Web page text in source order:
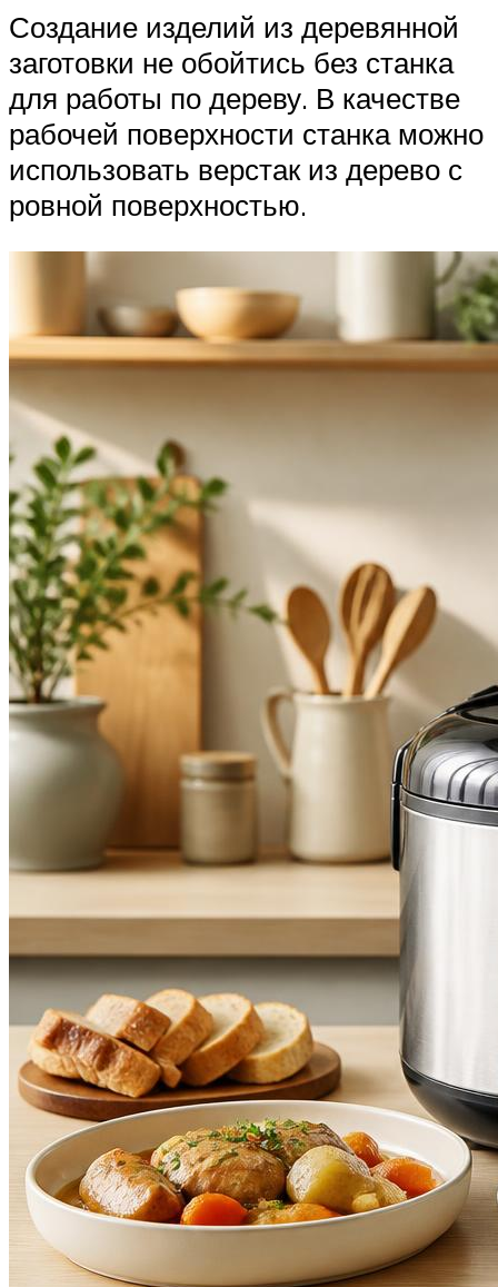
Создание изделий из деревянной
заготовки не обойтись без станка
для работы по дереву. В качестве
рабочей поверхности станка можно
использовать верстак из дерево с
ровной поверхностью.